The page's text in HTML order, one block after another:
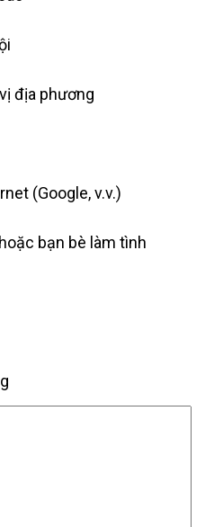
địa phương
(Google, v.v.)
bạn bè làm tình